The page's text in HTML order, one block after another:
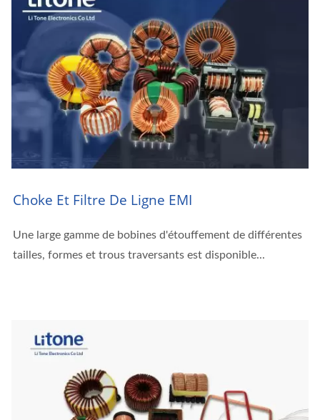
Choke Et Filtre De Ligne EMI
Une large gamme de bobines d'étouffement de différentes
tailles, formes et trous traversants est disponible...